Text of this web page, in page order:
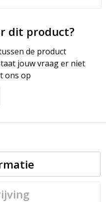
dit product?
de product
jouw vraag er niet
ons op